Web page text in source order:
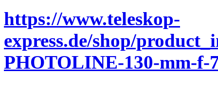
https://www.teleskop-
express.de/shop/
PHOTOLINE-130-mm-f-